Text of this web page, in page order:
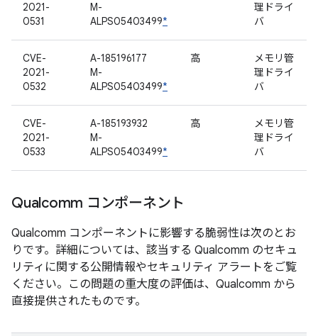
2021-
0531
M-
ALPS05403499*
理ドライ
バ
CVE-
2021-
0532
A-185196177
M-
ALPS05403499*
高
メモリ管
理ドライ
バ
CVE-
2021-
0533
A-185193932
M-
ALPS05403499*
高
メモリ管
理ドライ
バ
Qualcomm コンポーネント
Qualcomm コンポーネントに影響する脆弱性は次のとお
りです。詳細については、該当する Qualcomm のセキュ
リティに関する公開情報やセキュリティ アラートをご覧
ください。この問題の重大度の評価は、Qualcomm から
直接提供されたものです。